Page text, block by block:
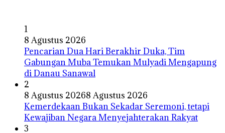
1
8 Agustus 2026
Pencarian Dua Hari Berakhir Duka, Tim
Gabungan Muba Temukan Mulyadi Mengapung
di Danau Sanawal
2
8 Agustus 20268 Agustus 2026
Kemerdekaan Bukan Sekadar Seremoni, tetapi
Kewajiban Negara Menyejahterakan Rakyat
3